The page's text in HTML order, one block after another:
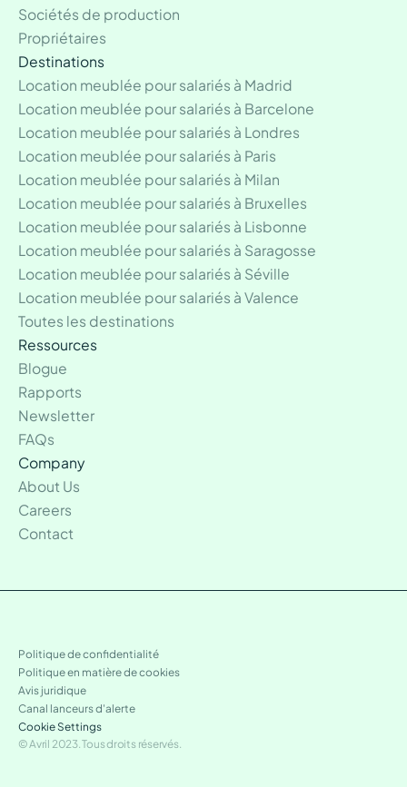
Sociétés de production
Propriétaires
Destinations
Location meublée pour salariés à Madrid
Location meublée pour salariés à Barcelone
Location meublée pour salariés à Londres
Location meublée pour salariés à Paris
Location meublée pour salariés à Milan
Location meublée pour salariés à Bruxelles
Location meublée pour salariés à Lisbonne
Location meublée pour salariés à Saragosse
Location meublée pour salariés à Séville
Location meublée pour salariés à Valence
Toutes les destinations
Ressources
Blogue
Rapports
Newsletter
FAQs
Company
About Us
Careers
Contact
Politique de confidentialité
Politique en matière de cookies
Avis juridique
Canal lanceurs d'alerte
Cookie Settings
© Avril 2023. Tous droits réservés.